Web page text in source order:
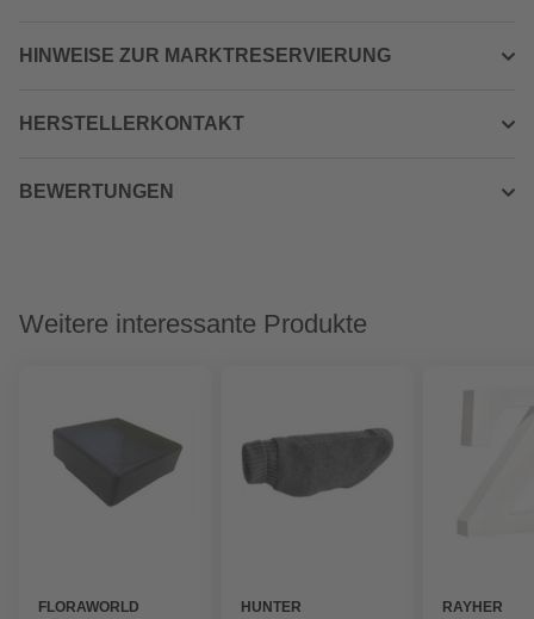
HINWEISE ZUR MARKTRESERVIERUNG
HERSTELLERKONTAKT
BEWERTUNGEN
Weitere interessante Produkte
FLORAWORLD
HUNTER
RAYHER